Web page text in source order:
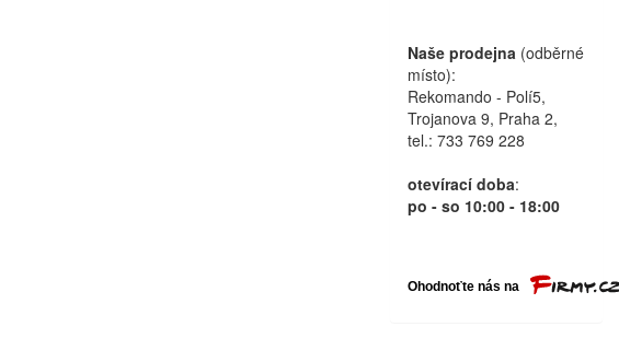
Naše prodejna (odběrné
místo):
Rekomando - Polí5,
Trojanova 9, Praha 2,
tel.: 733 769 228
otevírací doba:
po - so 10:00 - 18:00